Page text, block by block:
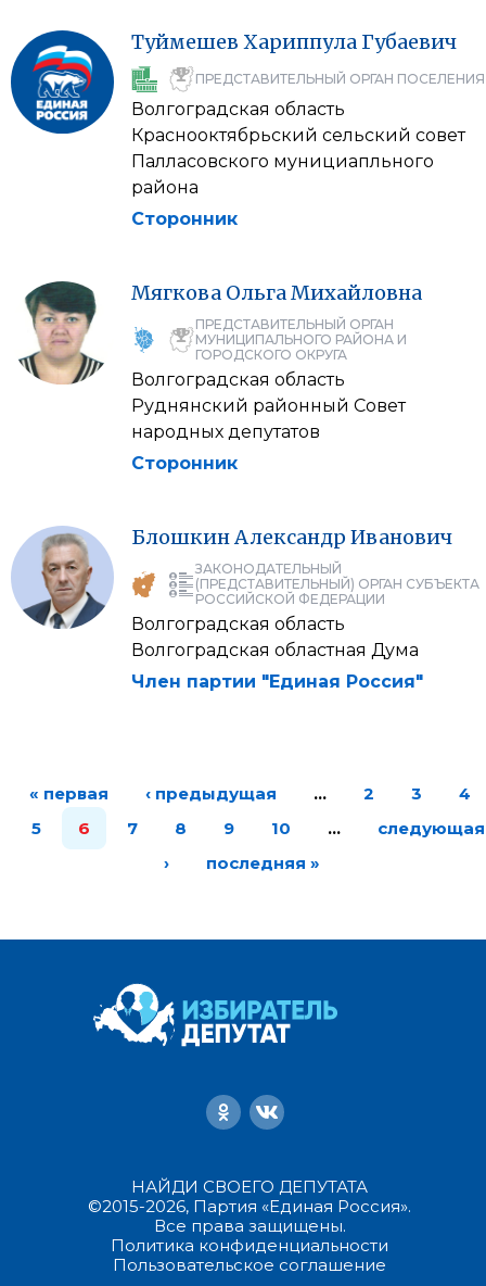
Туймешев Хариппула Губаевич
ПРЕДСТАВИТЕЛЬНЫЙ ОРГАН ПОСЕЛЕНИЯ
Волгоградская область
Краснооктябрьский сельский совет
Палласовского мунициапльного
района
Сторонник
Мягкова ОльгаМихайловна
ПРЕДСТАВИТЕЛЬНЫЙ ОРГАН
МУНИЦИПАЛЬНОГО РАЙОНА И
ГОРОДСКОГО ОКРУГА
Волгоградская область
Руднянский районный Совет
народных депутатов
Сторонник
БлошкинАлександр Иванович
ЗАКОНОДАТЕЛЬНЫЙ
(ПРЕДСТАВИТЕЛЬНЫЙ) ОРГАН СУБЪЕКТА
РОССИЙСКОЙ ФЕДЕРАЦИИ
Волгоградская область
Волгоградская областная Дума
Член партии "Единая Россия"
« первая ‹ предыдущая … 2 3
4
5
6 7 8 9 10 …
следующая
›
последняя »
НАЙДИ СВОЕГО ДЕПУТАТА
©2015-2026, Партия «Единая Россия».
Все права защищены.
Политика конфиденциальности
Пользовательское соглашение